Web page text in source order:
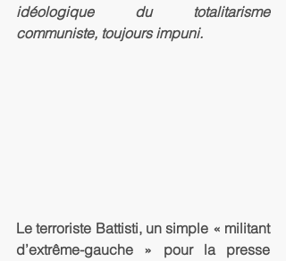
idéologique du totalitarisme
communiste, toujours impuni.
Le terroriste Battisti, un simple « militant
d’extrême-gauche » pour la presse